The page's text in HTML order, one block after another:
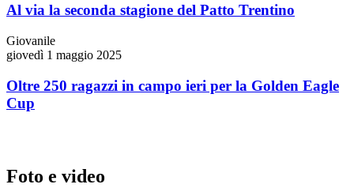
Al via la seconda stagione del Patto Trentino
Giovanile
giovedì 1 maggio 2025
Oltre 250 ragazzi in campo ieri per la Golden Eagle
Cup
Foto e video